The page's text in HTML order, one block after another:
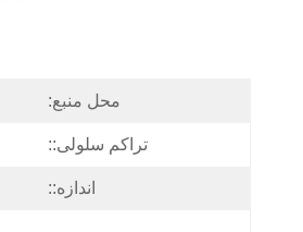
محل منبع:
تراکم سلولی::
اندازه::